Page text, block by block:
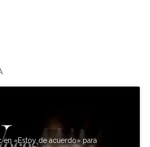
en «Estoy de acuerdo» para